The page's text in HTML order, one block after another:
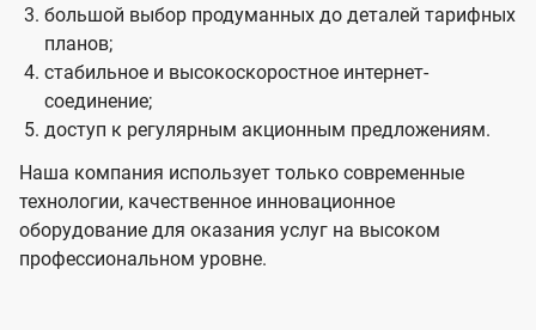
большой выбор продуманных до деталей тарифных
планов;
стабильное и высокоскоростное интернет-
соединение;
доступ к регулярным акционным предложениям.
Наша компания использует только современные
технологии, качественное инновационное
оборудование для оказания услуг на высоком
профессиональном уровне.